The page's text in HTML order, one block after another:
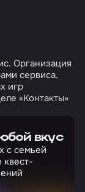
на сайт
Организация
сервиса.
игр
«Контакты»
вкус
с семьей
квест-